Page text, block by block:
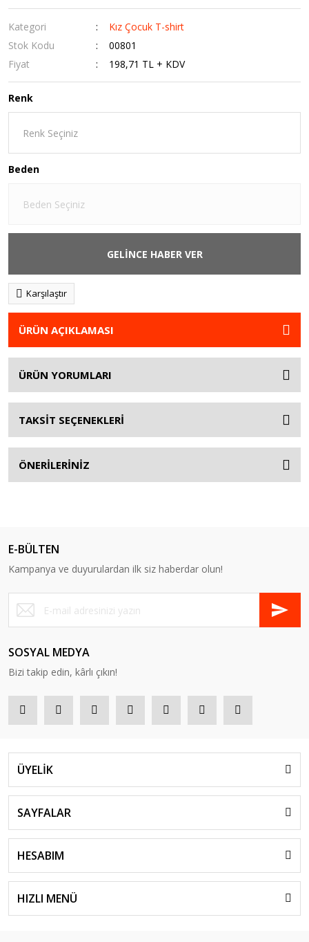
Kategori
Kız Çocuk T-shirt
Stok Kodu
00801
Fiyat
198,71 TL + KDV
Renk
Beden
GELİNCE HABER VER
Karşılaştır
ÜRÜN AÇIKLAMASI
ÜRÜN YORUMLARI
TAKSİT SEÇENEKLERİ
ÖNERİLERİNİZ
E-BÜLTEN
Kampanya ve duyurulardan ilk siz haberdar olun!
SOSYAL MEDYA
Bizi takip edin, kârlı çıkın!
ÜYELİK
SAYFALAR
HESABIM
HIZLI MENÜ